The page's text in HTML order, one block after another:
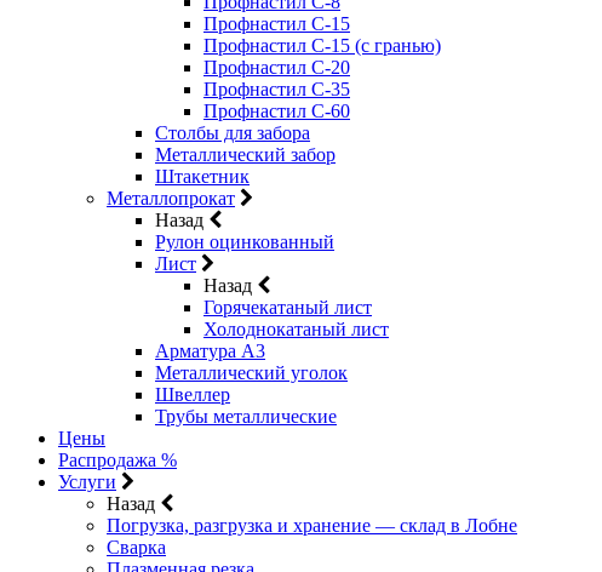
Профнастил С-15
Профнастил С-15 (с гранью)
Профнастил С-20
Профнастил С-35
Профнастил С-60
Столбы для забора
Металлический забор
Штакетник
Металлопрокат
Назад
Рулон оцинкованный
Лист
Назад
Горячекатаный лист
Холоднокатаный лист
Арматура А3
Металлический уголок
Швеллер
Трубы металлические
Цены
Распродажа %
Услуги
Назад
Погрузка, разгрузка и хранение — склад в Лобне
Сварка